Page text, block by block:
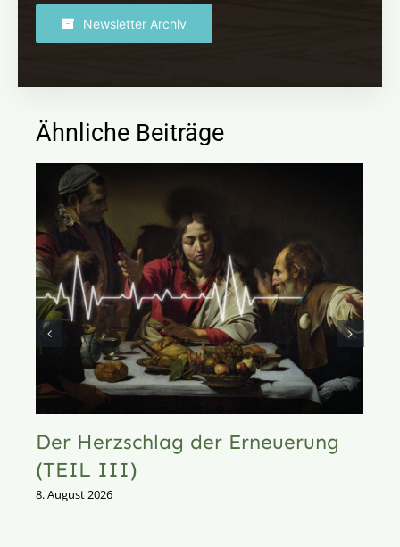
Newsletter Archiv
Ähnliche Beiträge
Der Herzschlag der Erneuerung
(TEIL III)
8. August 2026